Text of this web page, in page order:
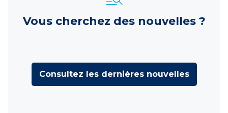
Vous cherchez des nouvelles ?
Consultez les dernières nouvelles